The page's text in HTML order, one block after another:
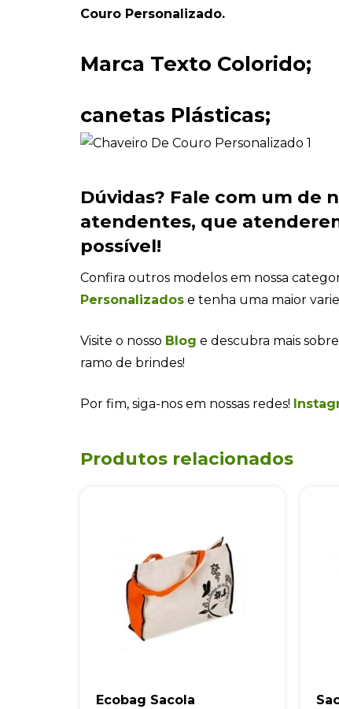
Couro Personalizado.
Marca Texto Colorido;
canetas Plásticas;
Dúvidas? Fale com um de
atendentes, que
possível!
Confira outros modelos em nossa
Personalizados e tenha uma maior
Visite o nosso Blog e descubra mais
ramo de brindes!
Por fim, siga-nos em nossas redes!
Produtos relacionados
Ecobag Sacola